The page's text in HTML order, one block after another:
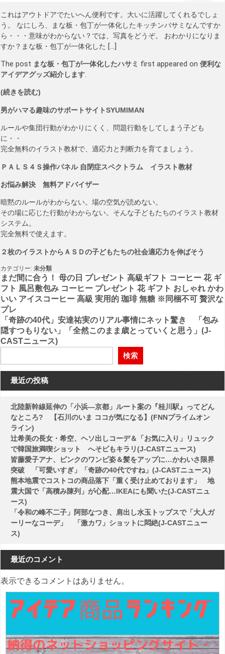
これはアウトドアでたいへん便利です。大いに活躍してくれるでしょ
う。 なにしろ、まな板・包丁が一体化したキッチンバサミなんですか
ら・・・意味がわからない？では、写真をどうぞ。 おわかりになりま
すか？まな板・包丁が一体化した […]
The post まな板・包丁が一体化したハサミ first appeared on 便利な
アイデアグッズ紹介します.
(続きを読む)
男がハマる趣味のサポートサイトSYUMIMAN
ルールや集団行動がわかりにくく、問題行動をしてしまう子ども
に・・
完全無料のイラスト教材で、適応力と判断力を育てましょう。
ＰＡＬＳ４Ｓ操作パネル 自閉症スペクトラム イラスト教材
お悩み解決 無料アドバイザー
暗黙のルールがわからない。場の空気が読めない。
その場に応じた行動がわからない。そんな子どもたちのイラスト教材
システム。
完全無料で使えます。
２枚のイラストからＡＳＤの子どもたちの社会適応力を伸ばそう
カテゴリー: 未分類
投
稿
ナ
ビ
ゲ
ー
シ
ョ
ン
まだ間に合う！ 母の日 プレゼント 高級ギフト コーヒー 花 ギ
フト 風呂敷包み コーヒー プレゼント 花 ギフト おしゃれ かわ
いい アイスコーヒー 高級 実用的 珈琲 無糖 ※同梱不可 贅沢な
プレ
「奇跡の40代」安達祐実のリアル事情にネット驚き 「包み
隠すつもりない」「全然このまま歳とっていくと思う」(J-
CASTニュース)
検索
最近の投稿
北陸新幹線延伸の「小浜―京都」ルート案の『桂川駅』ってどん
なところ? 【石川のいま ココが気になる】(FNNプライムオン
ライン)
辻希美の長女・希空、ヘソ出しコーデ＆「お気に入り」リュック
で韓国旅満喫ショット へそピもキラリ(J-CASTニュース)
皆藤愛子アナ、ピンクのワンピ姿＆髪をアップに…かわいさ限界
突破 「可愛いすぎ」「奇跡の40代ですね」(J-CASTニュース)
熊本地震でコストコの商品落下「重く受け止めております」 地
震大国で「高積み陳列」が心配…IKEAにも聞いた(J-CASTニュ
ース)
「令和の峰不二子」阿部なつき、肩出し水玉トップスで「大人ガ
ーリーなコーデ」 「激カワ」ショットに悶絶(J-CASTニュー
ス)
最近のコメント
表示できるコメントはありません。